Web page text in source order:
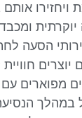
ויחזירו
יוקרתית
הסעה
מפוארים עם
במהלך